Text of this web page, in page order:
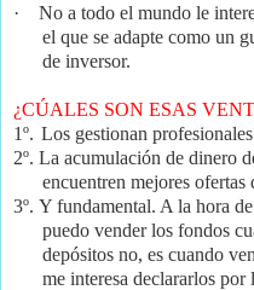
·
No a todo el mundo le
el que se adapte como un
de inversor.
¿CÚALES SON ESAS
1º. Los gestionan
2º. La acumulación de dinero
encuentren mejores
3º. Y fundamental. A la hora
puedo vender los fondos
depósitos no, es cuando
me interesa declararlos por